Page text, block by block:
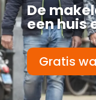
De
een huis
Gratis